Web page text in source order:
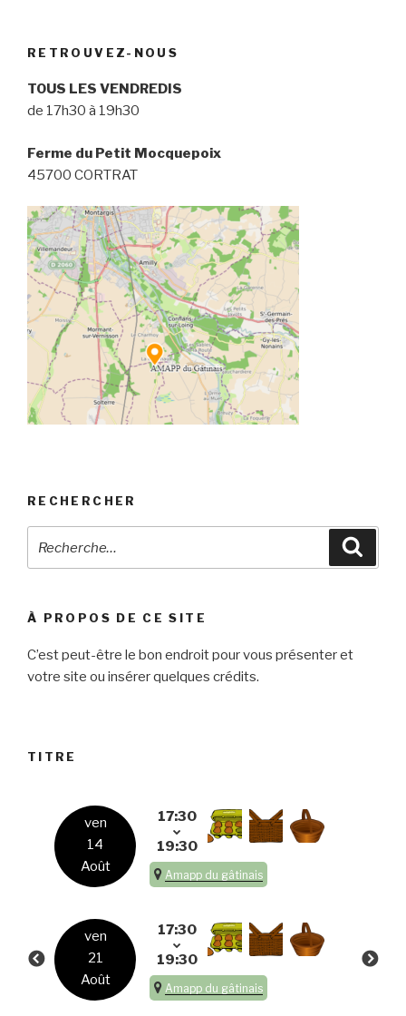
RETROUVEZ-NOUS
TOUS LES VENDREDIS
de 17h30 à 19h30
Ferme du Petit Mocquepoix
45700 CORTRAT
RECHERCHER
pour
À PROPOS DE CE SITE
C’est peut-être le bon endroit pour vous présenter et
votre site ou insérer quelques crédits.
TITRE
ven
14
Août
17:30
19:30
Amapp du gâtinais
ven
21
Août
17:30
19:30
Amapp du gâtinais